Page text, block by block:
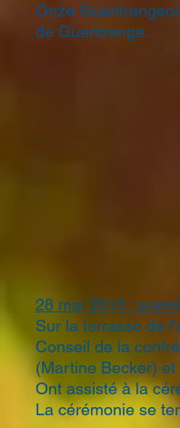
Onze
de Guentrange.
28 mai 2010 :
Sur la terrasse de
Conseil de la
(Martine Becker)
Ont assisté à la
La cérémonie se